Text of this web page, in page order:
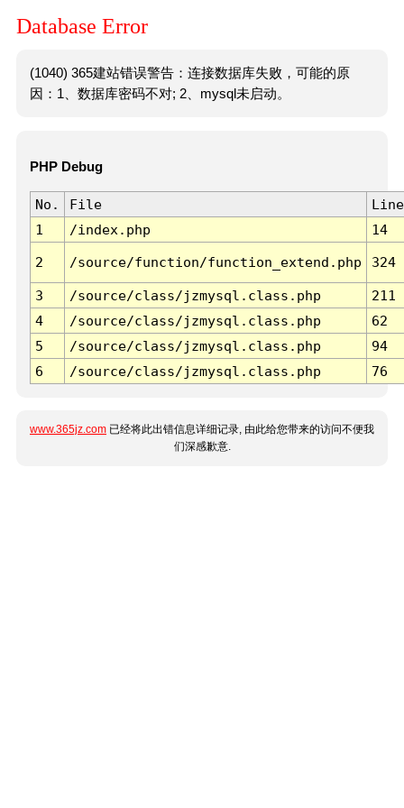
Database Error
(1040) 365建站错误警告：连接数据库失败，可能的原
因：1、数据库密码不对; 2、mysql未启动。
PHP Debug
No. File
Line
1
/index.php 14
2 /source/function/function_extend.php 324
3 /source/class/jzmysql.class.php
211
4
/source/class/jzmysql.class.php
62
5
/source/class/jzmysql.class.php
94
6
/source/class/jzmysql.class.php 76
www.365jz.com 已经将此出错信息详细记录, 由此给您带来的访问不便我
们深感歉意.